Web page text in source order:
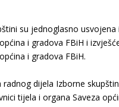
su jednoglasno usvojena
i gradova FBiH i
i gradova FBiH.
radnog dijela Izborne
tijela i organa Saveza